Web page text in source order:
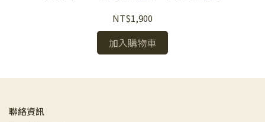
NT$1,900
加入購物車
聯絡資訊